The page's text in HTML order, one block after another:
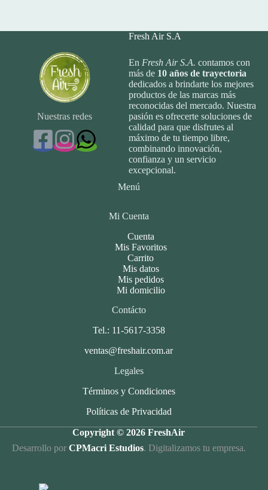
Nuestras redes
Fresh Air S.A
En Fresh Air S.A. contamos con
más de 10 años de trayectoria
dedicados a brindarte los mejores
productos de las marcas más
reconocidas del mercado. Nuestra
pasión es ofrecerte soluciones de
calidad para que disfrutes al
máximo de tu tiempo libre,
combinando innovación,
confianza y un servicio
excepcional.
Menú
Mi Cuenta
Cuenta
Mis Favoritos
Carrito
Mis datos
Mis pedidos
Mi domicilio
Contácto
Tel.: 11-5617-3358
ventas@freshair.com.ar
Legales
Términos y Condiciones
Políticas de Privacidad
Copyright © 2026 FreshAir
Desarrollo por CPMacri Estudios. Digitalizamos tu empresa.